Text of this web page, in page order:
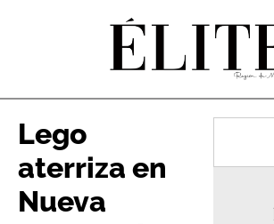
Lego
aterriza en
Nueva